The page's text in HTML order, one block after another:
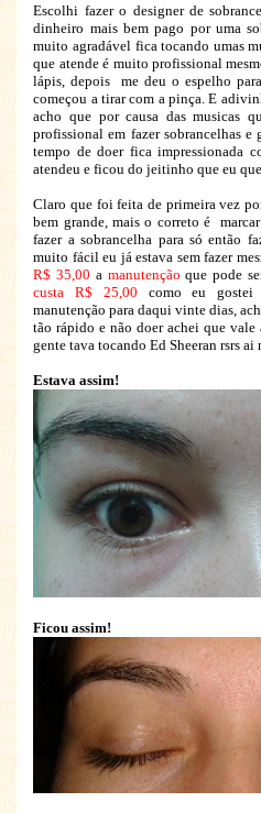
Escolhi fazer o designer de
dinheiro mais bem pago por uma
muito agradável fica tocando umas
que atende é muito profissional
lápis, depois me deu o espelho
começou a tirar com a pinça. E
acho que por causa das musicas
profissional em fazer sobrancelhas
tempo de doer fica impressionada
atendeu e ficou do jeitinho que eu
Claro que foi feita de primeira vez
bem grande, mais o correto é
fazer a sobrancelha para só então
muito fácil eu já estava sem fazer
R$ 35,00 a manutenção que pode
custa R$ 25,00 como eu gostei
manutenção para daqui vinte dias,
tão rápido e não doer achei que vale
gente tava tocando Ed Sheeran rsrs ai
Estava assim!
Ficou assim!